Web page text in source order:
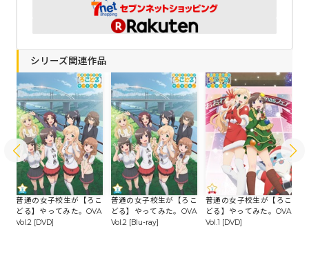
シリーズ関連作品
普通の女子校生が【ろこ
どる】やってみた。OVA
Vol.2 [DVD]
普通の女子校生が【ろこ
どる】やってみた。OVA
Vol.2 [Blu-ray]
普通の女子校生が【ろこ
どる】やってみた。OVA
Vol.1 [DVD]